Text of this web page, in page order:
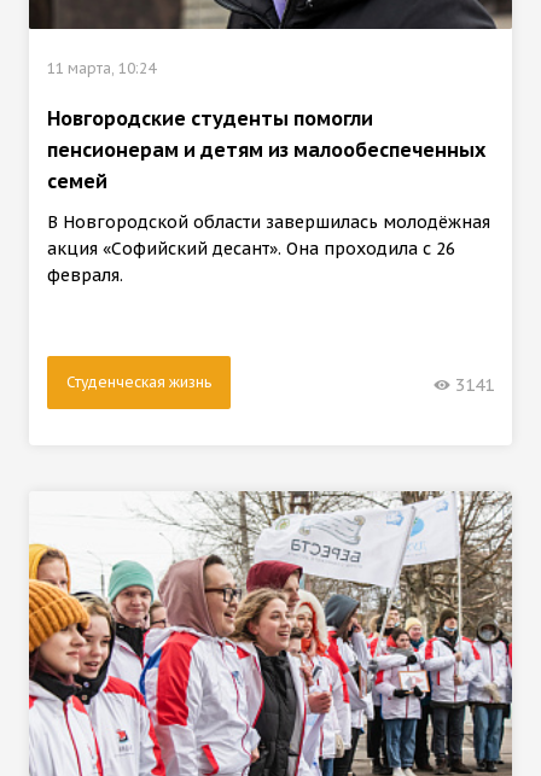
11 марта, 10:24
Новгородские студенты помогли
пенсионерам и детям из малообеспеченных
семей
В Новгородской области завершилась молодёжная
акция «Софийский десант». Она проходила с 26
февраля.
Студенческая жизнь 3141